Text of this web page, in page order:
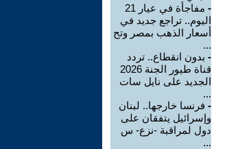
-
مفاجأة في عيار 21
اليوم.. تراجع جديد في
أسعار الذهب بمصر وتح
...
- بدون انقطاع.. تردد
قناة طيور الجنة 2026
الجديد على نايل سات
...
- فرنسا خارجها.. لبنان
وإسرائيل يتفقان على
دول لمراقبة -نزع- س
...